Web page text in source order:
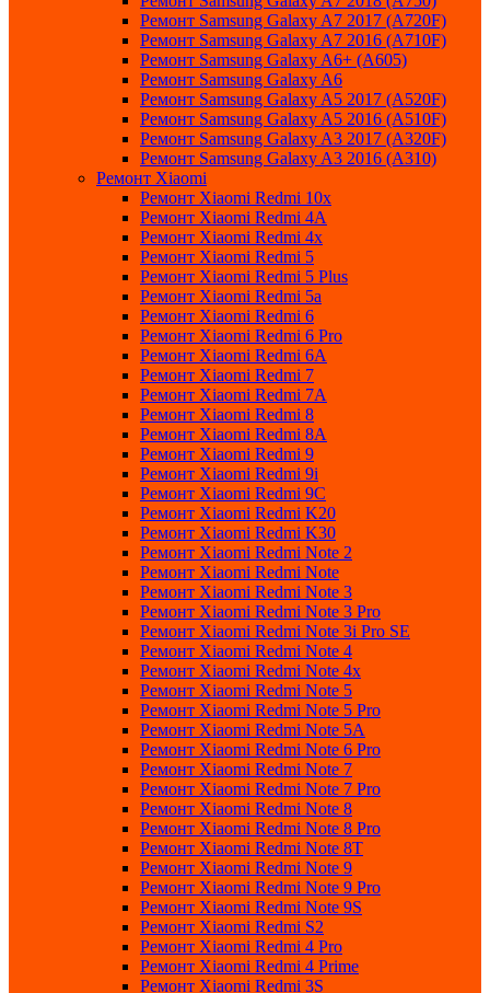
Ремонт Samsung Galaxy A7 2017 (A720F)
Ремонт Samsung Galaxy A7 2016 (A710F)
Ремонт Samsung Galaxy A6+ (A605)
Ремонт Samsung Galaxy A6
Ремонт Samsung Galaxy A5 2017 (A520F)
Ремонт Samsung Galaxy A5 2016 (A510F)
Ремонт Samsung Galaxy A3 2017 (A320F)
Ремонт Samsung Galaxy A3 2016 (A310)
Ремонт Xiaomi
Ремонт Xiaomi Redmi 10x
Ремонт Xiaomi Redmi 4A
Ремонт Xiaomi Redmi 4x
Ремонт Xiaomi Redmi 5
Ремонт Xiaomi Redmi 5 Plus
Ремонт Xiaomi Redmi 5a
Ремонт Xiaomi Redmi 6
Ремонт Xiaomi Redmi 6 Pro
Ремонт Xiaomi Redmi 6A
Ремонт Xiaomi Redmi 7
Ремонт Xiaomi Redmi 7A
Ремонт Xiaomi Redmi 8
Ремонт Xiaomi Redmi 8A
Ремонт Xiaomi Redmi 9
Ремонт Xiaomi Redmi 9i
Ремонт Xiaomi Redmi 9C
Ремонт Xiaomi Redmi K20
Ремонт Xiaomi Redmi K30
Ремонт Xiaomi Redmi Note 2
Ремонт Xiaomi Redmi Note
Ремонт Xiaomi Redmi Note 3
Ремонт Xiaomi Redmi Note 3 Pro
Ремонт Xiaomi Redmi Note 3i Pro SE
Ремонт Xiaomi Redmi Note 4
Ремонт Xiaomi Redmi Note 4x
Ремонт Xiaomi Redmi Note 5
Ремонт Xiaomi Redmi Note 5 Pro
Ремонт Xiaomi Redmi Note 5A
Ремонт Xiaomi Redmi Note 6 Pro
Ремонт Xiaomi Redmi Note 7
Ремонт Xiaomi Redmi Note 7 Pro
Ремонт Xiaomi Redmi Note 8
Ремонт Xiaomi Redmi Note 8 Pro
Ремонт Xiaomi Redmi Note 8T
Ремонт Xiaomi Redmi Note 9
Ремонт Xiaomi Redmi Note 9 Pro
Ремонт Xiaomi Redmi Note 9S
Ремонт Xiaomi Redmi S2
Ремонт Xiaomi Redmi 4 Pro
Ремонт Xiaomi Redmi 4 Prime
Ремонт Xiaomi Redmi 3S